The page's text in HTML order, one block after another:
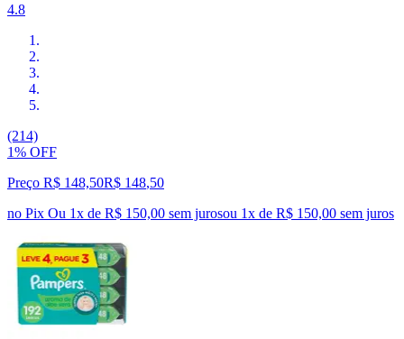
4.8
(214)
1% OFF
Preço R$ 148,50R$ 148,50
no Pix Ou 1x de R$ 150,00 sem jurosou 1x de R$ 150,00 sem juros